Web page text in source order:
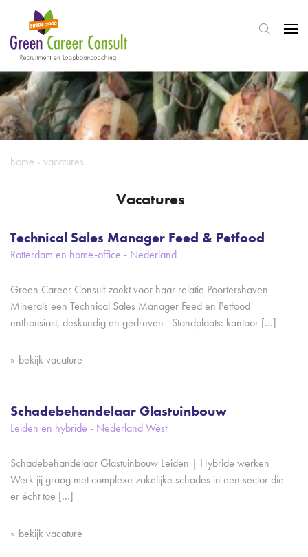
home › vacatures
Vacatures
Technical Sales Manager Feed & Petfood
Rotterdam en home-office - Nederland
Green Career Consult zoekt voor haar relatie Poortershaven
Minerals een Technical Sales Manager Feed en Petfood
enthousiast, deskundig en gedreven Standplaats: kantoor […]
bekijk vacature
Schadebehandelaar Glastuinbouw
Leiden en hybride - Nederland West
Schadebehandelaar Glastuinbouw Leiden | Hybride werken
Werk jij graag met complexe zakelijke schades in een sector die
er écht toe […]
bekijk vacature